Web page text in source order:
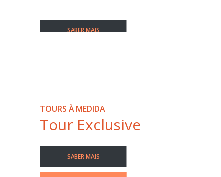
SABER MAIS
TOURS À MEDIDA
Tour Exclusive
SABER MAIS